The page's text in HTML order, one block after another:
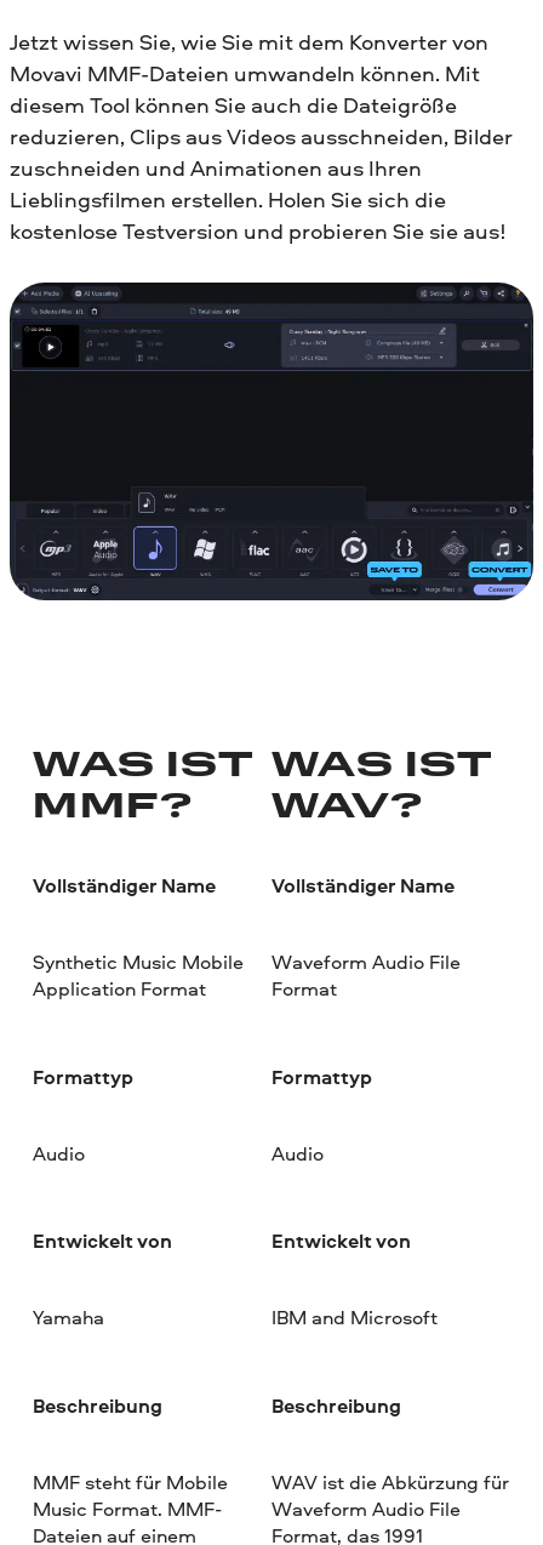
Jetzt wissen Sie, wie Sie mit dem Konverter von
Movavi MMF-Dateien umwandeln können. Mit
diesem Tool können Sie auch die Dateigröße
reduzieren, Clips aus Videos ausschneiden, Bilder
zuschneiden und Animationen aus Ihren
Lieblingsfilmen erstellen. Holen Sie sich die
kostenlose Testversion und probieren Sie sie aus!
WAS IST
MMF?
Vollständiger Name
Synthetic Music Mobile
Application Format
Formattyp
Audio
Entwickelt von
Yamaha
Beschreibung
MMF steht für Mobile
Music Format. MMF-
Dateien auf einem
WAS IST
WAV?
Vollständiger Name
Waveform Audio File
Format
Formattyp
Audio
Entwickelt von
IBM and Microsoft
Beschreibung
WAV ist die Abkürzung für
Waveform Audio File
Format, das 1991